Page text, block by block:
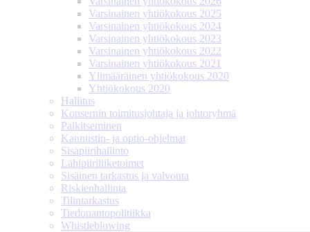
Varsinainen yhtiökokous 2025
Varsinainen yhtiökokous 2024
Varsinainen yhtiökokous 2023
Varsinainen yhtiökokous 2022
Varsinainen yhtiökokous 2021
Ylimääräinen yhtiökokous 2020
Yhtiökokous 2020
Hallitus
Konsernin toimitusjohtaja ja johtoryhmä
Palkitseminen
Kannustin- ja optio-ohjelmat
Sisäpiirihallinto
Lähipiiri­liiketoimet
Sisäinen tarkastus ja valvonta
Riskienhallinta
Tilintarkastus
Tiedonanto­politiikka
Whistleblowing